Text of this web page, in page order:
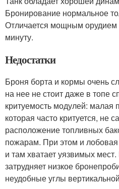
Бронирование нормальное
Отличается мощным
минуту.
Недостатки
Броня борта и кормы очень
на нее не стоит даже в топе
критуемость модулей: малая
которая часто критуется, не
расположение топливных
пожарам. При этом и лобовая
и там хватает уязвимых
затрудняет низкое
неудобные углы